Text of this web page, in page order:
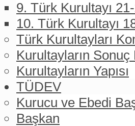
9. Türk Kurultayı
10. Türk Kurultayı
Türk Kurultayları
Kurultayların
Kurultayların Yapısı
TÜDEV
Kurucu ve Ebedi
Başkan